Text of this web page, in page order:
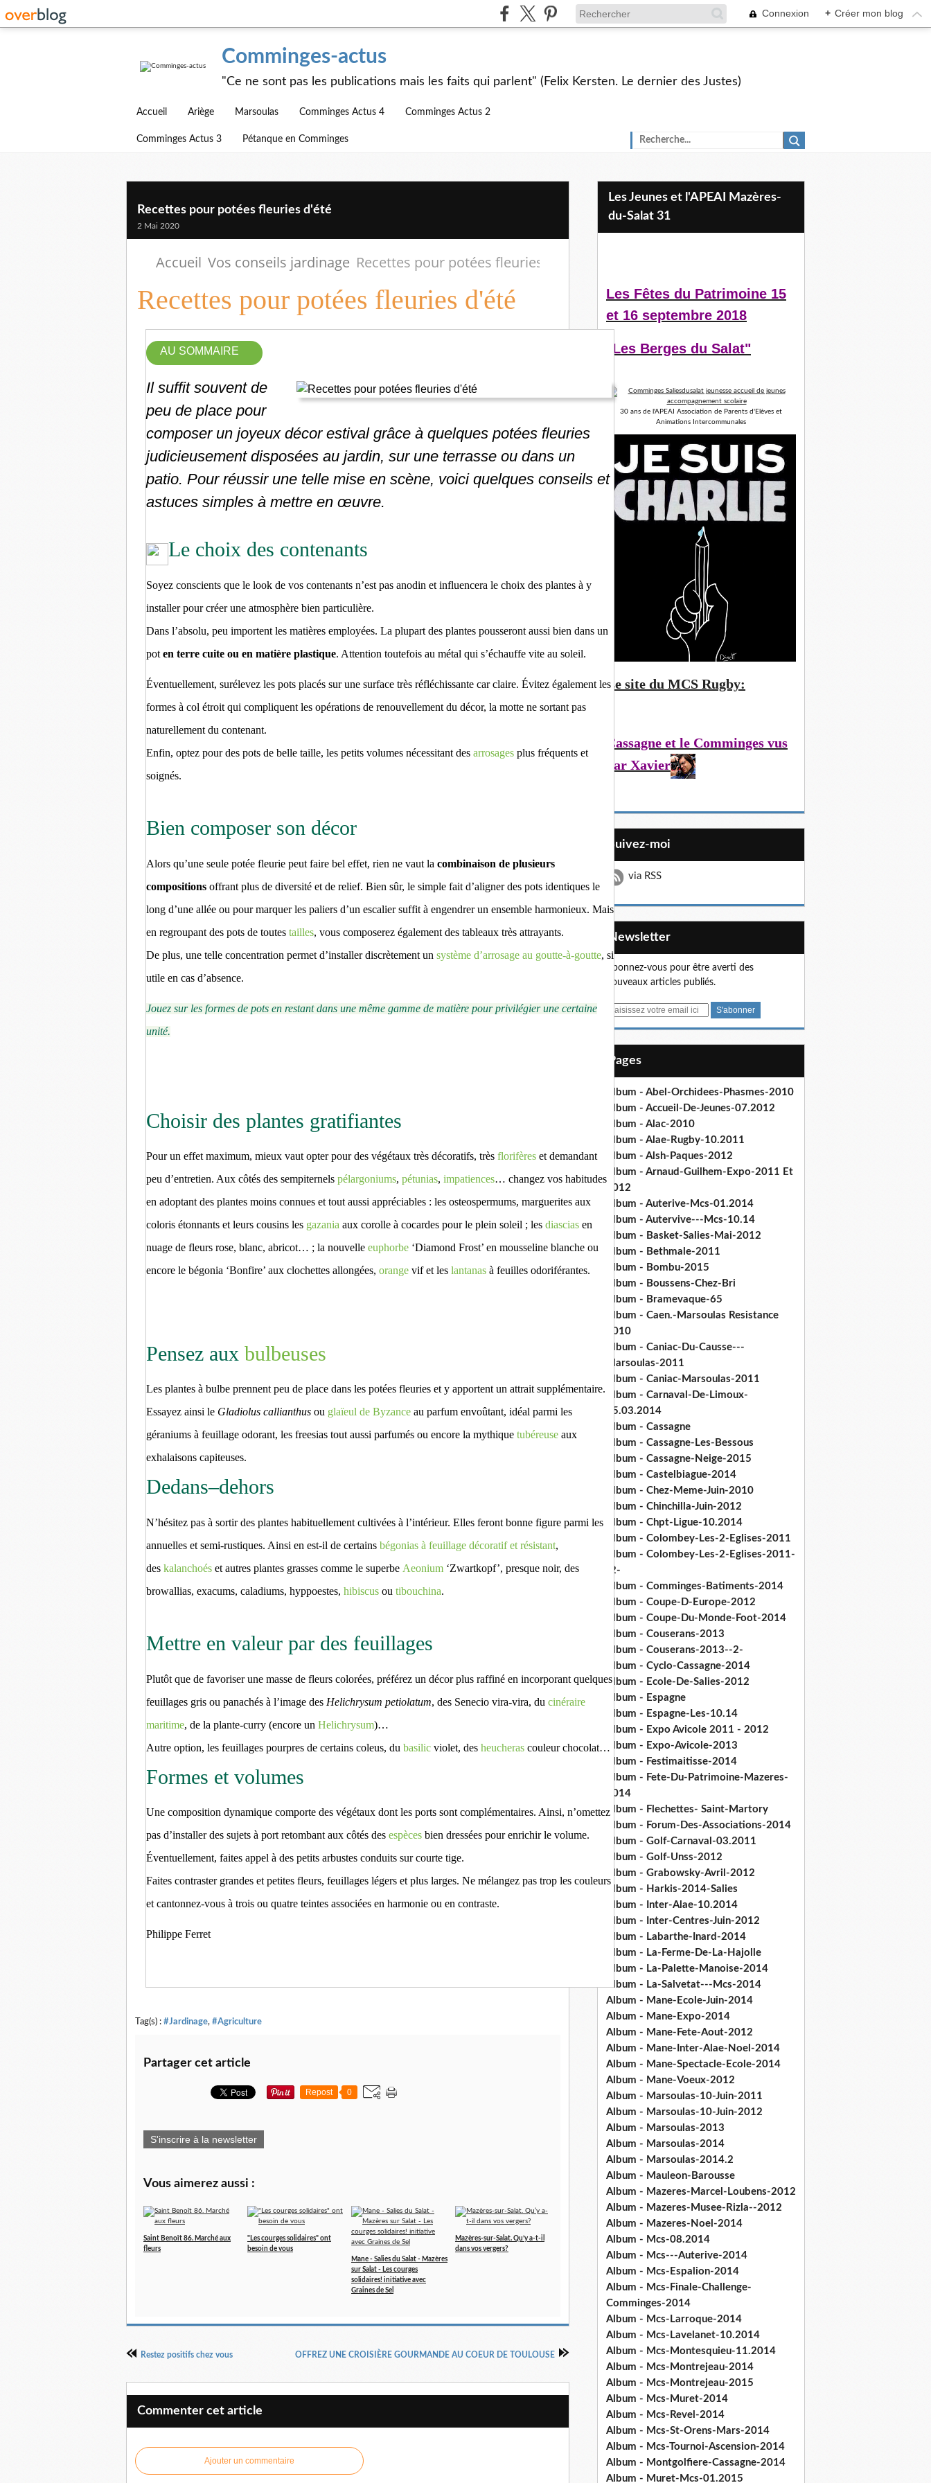
Connexion + Créer mon blog
Comminges-actus
"Ce ne sont pas les publications mais les faits qui parlent" (Felix Kersten. Le dernier des Justes)
Accueil Ariège Marsoulas Comminges Actus 4 Comminges Actus 2
Comminges Actus 3 Pétanque en Comminges
Recettes pour potées fleuries d'été
2 Mai 2020
Accueil Vos conseils jardinage Recettes pour potées fleuries d'été
Recettes pour potées fleuries d'été
AU SOMMAIRE
Il suffit souvent de
peu de place pour
composer un joyeux décor estival grâce à quelques potées fleuries
judicieusement disposées au jardin, sur une terrasse ou dans un
patio. Pour réussir une telle mise en scène, voici quelques conseils et
astuces simples à mettre en œuvre.
Le choix des contenants
Soyez conscients que le look de vos contenants n’est pas anodin et influencera le choix des plantes à y
installer pour créer une atmosphère bien particulière.
Dans l’absolu, peu importent les matières employées. La plupart des plantes pousseront aussi bien dans un
pot en terre cuite ou en matière plastique. Attention toutefois au métal qui s’échauffe vite au soleil.
Éventuellement, surélevez les pots placés sur une surface très réfléchissante car claire. Évitez également les
formes à col étroit qui compliquent les opérations de renouvellement du décor, la motte ne sortant pas
naturellement du contenant.
Enfin, optez pour des pots de belle taille, les petits volumes nécessitant des arrosages plus fréquents et
soignés.
Bien composer son décor
Alors qu’une seule potée fleurie peut faire bel effet, rien ne vaut la combinaison de plusieurs
compositions offrant plus de diversité et de relief. Bien sûr, le simple fait d’aligner des pots identiques le
long d’une allée ou pour marquer les paliers d’un escalier suffit à engendrer un ensemble harmonieux. Mais
en regroupant des pots de toutes tailles, vous composerez également des tableaux très attrayants.
De plus, une telle concentration permet d’installer discrètement un système d’arrosage au goutte-à-goutte, si
utile en cas d’absence.
Jouez sur les formes de pots en restant dans une même gamme de matière pour privilégier une certaine
unité.
Choisir des plantes gratifiantes
Pour un effet maximum, mieux vaut opter pour des végétaux très décoratifs, très florifères et demandant
peu d’entretien. Aux côtés des sempiternels pélargoniums, pétunias, impatiences… changez vos habitudes
en adoptant des plantes moins connues et tout aussi appréciables : les osteospermums, marguerites aux
coloris étonnants et leurs cousins les gazania aux corolle à cocardes pour le plein soleil ; les diascias en
nuage de fleurs rose, blanc, abricot… ; la nouvelle euphorbe ‘Diamond Frost’ en mousseline blanche ou
encore le bégonia ‘Bonfire’ aux clochettes allongées, orange vif et les lantanas à feuilles odoriférantes.
Pensez aux bulbeuses
Les plantes à bulbe prennent peu de place dans les potées fleuries et y apportent un attrait supplémentaire.
Essayez ainsi le Gladiolus callianthus ou glaïeul de Byzance au parfum envoûtant, idéal parmi les
géraniums à feuillage odorant, les freesias tout aussi parfumés ou encore la mythique tubéreuse aux
exhalaisons capiteuses.
Dedans–dehors
N’hésitez pas à sortir des plantes habituellement cultivées à l’intérieur. Elles feront bonne figure parmi les
annuelles et semi-rustiques. Ainsi en est-il de certains bégonias à feuillage décoratif et résistant,
des kalanchoés et autres plantes grasses comme le superbe Aeonium ‘Zwartkopf’, presque noir, des
browallias, exacums, caladiums, hyppoestes, hibiscus ou tibouchina.
Mettre en valeur par des feuillages
Plutôt que de favoriser une masse de fleurs colorées, préférez un décor plus raffiné en incorporant quelques
feuillages gris ou panachés à l’image des Helichrysum petiolatum, des Senecio vira-vira, du cinéraire
maritime, de la plante-curry (encore un Helichrysum)…
Autre option, les feuillages pourpres de certains coleus, du basilic violet, des heucheras couleur chocolat…
Formes et volumes
Une composition dynamique comporte des végétaux dont les ports sont complémentaires. Ainsi, n’omettez
pas d’installer des sujets à port retombant aux côtés des espèces bien dressées pour enrichir le volume.
Éventuellement, faites appel à des petits arbustes conduits sur courte tige.
Faites contraster grandes et petites fleurs, feuillages légers et plus larges. Ne mélangez pas trop les couleurs
et cantonnez-vous à trois ou quatre teintes associées en harmonie ou en contraste.
Philippe Ferret
Tag(s) : #Jardinage, #Agriculture
Partager cet article
Repost 0
S'inscrire à la newsletter
Vous aimerez aussi :
Saint Benoît 86. Marché aux
fleurs
"Les courges solidaires" ont
besoin de vous
Mane - Salies du Salat - Mazères
sur Salat - Les courges
solidaires! initiative avec
Graines de Sel
Mazères-sur-Salat. Qu’y a-t-il
dans vos vergers?
Restez positifs chez vous OFFREZ UNE CROISIÈRE GOURMANDE AU COEUR DE TOULOUSE
Commenter cet article
Ajouter un commentaire
Les Jeunes et l'APEAI Mazères-
du-Salat 31
Les Fêtes du Patrimoine 15
et 16 septembre 2018
"Les Berges du Salat"
30 ans de l'APEAI Association de Parents d'Elèves et
Animations Intercommunales
Le site du MCS Rugby:
Cassagne et le Comminges vus
par Xavier
Suivez-moi
via RSS
Newsletter
Abonnez-vous pour être averti des
nouveaux articles publiés.
Pages
Album - Abel-Orchidees-Phasmes-2010
Album - Accueil-De-Jeunes-07.2012
Album - Alac-2010
Album - Alae-Rugby-10.2011
Album - Alsh-Paques-2012
Album - Arnaud-Guilhem-Expo-2011 Et
2012
Album - Auterive-Mcs-01.2014
Album - Autervive---Mcs-10.14
Album - Basket-Salies-Mai-2012
Album - Bethmale-2011
Album - Bombu-2015
Album - Boussens-Chez-Bri
Album - Bramevaque-65
Album - Caen.-Marsoulas Resistance
2010
Album - Caniac-Du-Causse---
Marsoulas-2011
Album - Caniac-Marsoulas-2011
Album - Carnaval-De-Limoux-
15.03.2014
Album - Cassagne
Album - Cassagne-Les-Bessous
Album - Cassagne-Neige-2015
Album - Castelbiague-2014
Album - Chez-Meme-Juin-2010
Album - Chinchilla-Juin-2012
Album - Chpt-Ligue-10.2014
Album - Colombey-Les-2-Eglises-2011
Album - Colombey-Les-2-Eglises-2011-
-2-
Album - Comminges-Batiments-2014
Album - Coupe-D-Europe-2012
Album - Coupe-Du-Monde-Foot-2014
Album - Couserans-2013
Album - Couserans-2013--2-
Album - Cyclo-Cassagne-2014
Album - Ecole-De-Salies-2012
Album - Espagne
Album - Espagne-Les-10.14
Album - Expo Avicole 2011 - 2012
Album - Expo-Avicole-2013
Album - Festimaitisse-2014
Album - Fete-Du-Patrimoine-Mazeres-
2014
Album - Flechettes- Saint-Martory
Album - Forum-Des-Associations-2014
Album - Golf-Carnaval-03.2011
Album - Golf-Unss-2012
Album - Grabowsky-Avril-2012
Album - Harkis-2014-Salies
Album - Inter-Alae-10.2014
Album - Inter-Centres-Juin-2012
Album - Labarthe-Inard-2014
Album - La-Ferme-De-La-Hajolle
Album - La-Palette-Manoise-2014
Album - La-Salvetat---Mcs-2014
Album - Mane-Ecole-Juin-2014
Album - Mane-Expo-2014
Album - Mane-Fete-Aout-2012
Album - Mane-Inter-Alae-Noel-2014
Album - Mane-Spectacle-Ecole-2014
Album - Mane-Voeux-2012
Album - Marsoulas-10-Juin-2011
Album - Marsoulas-10-Juin-2012
Album - Marsoulas-2013
Album - Marsoulas-2014
Album - Marsoulas-2014.2
Album - Mauleon-Barousse
Album - Mazeres-Marcel-Loubens-2012
Album - Mazeres-Musee-Rizla--2012
Album - Mazeres-Noel-2014
Album - Mcs-08.2014
Album - Mcs---Auterive-2014
Album - Mcs-Espalion-2014
Album - Mcs-Finale-Challenge-
Comminges-2014
Album - Mcs-Larroque-2014
Album - Mcs-Lavelanet-10.2014
Album - Mcs-Montesquieu-11.2014
Album - Mcs-Montrejeau-2014
Album - Mcs-Montrejeau-2015
Album - Mcs-Muret-2014
Album - Mcs-Revel-2014
Album - Mcs-St-Orens-Mars-2014
Album - Mcs-Tournoi-Ascension-2014
Album - Montgolfiere-Cassagne-2014
Album - Muret-Mcs-01.2015